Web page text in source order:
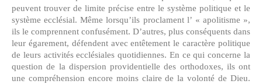
peuvent trouver de limite précise entre le système politique et le
système ecclésial. Même lorsqu’ils proclament l’ « apolitisme »,
ils le comprennent confusément. D’autres, plus conséquents dans
leur égarement, défendent avec entêtement le caractère politique
de leurs activités ecclésiales quotidiennes. En ce qui concerne la
question de la dispersion providentielle des orthodoxes, ils ont
une compréhension encore moins claire de la volonté de Dieu.